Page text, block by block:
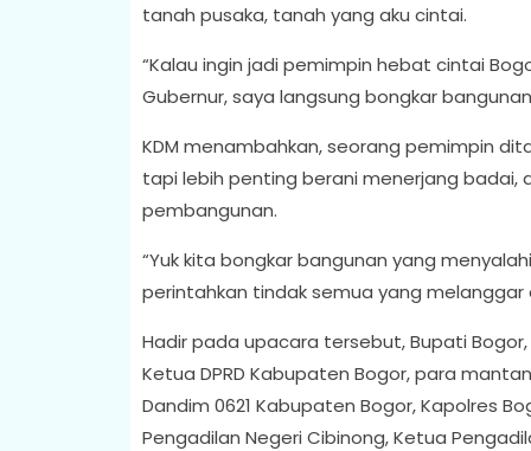
tanah pusaka, tanah yang aku cintai.
“Kalau ingin jadi pemimpin hebat cintai
Gubernur, saya langsung bongkar
KDM menambahkan, seorang pemimpin
tapi lebih penting berani menerjang badai,
pembangunan.
“Yuk kita bongkar bangunan yang
perintahkan tindak semua yang melanggar
Hadir pada upacara tersebut, Bupati Bogor,
Ketua DPRD Kabupaten Bogor, para
Dandim 0621 Kabupaten Bogor, Kapolres
Pengadilan Negeri Cibinong, Ketua